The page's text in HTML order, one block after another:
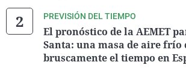
PREVISIÓN DEL TIEMPO
El pronóstico de la AEMET
Santa: una masa de aire frío
bruscamente el tiempo en